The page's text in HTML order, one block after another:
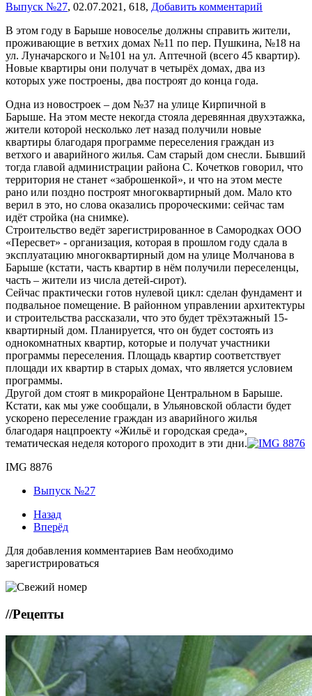
Выпуск №27, 02.07.2021, 618, Добавить комментарий
В этом году в Барыше новоселье должны справить жители,
проживающие в ветхих домах №11 по пер. Пушкина, №18 на
ул. Луначарского и №101 на ул. Аптечной (всего 45 квартир).
Новые квартиры они получат в четырёх домах, два из
которых уже построены, два построят до конца года.
Одна из новостроек – дом №37 на улице Кирпичной в
Барыше. На этом месте некогда стояла деревянная двухэтажка,
жители которой несколько лет назад получили новые
квартиры благодаря программе переселения граждан из
ветхого и аварийного жилья. Сам старый дом снесли. Бывший
тогда главой администрации района С. Кочетков говорил, что
территория не станет «заброшенкой», и что на этом месте
рано или поздно построят многоквартирный дом. Мало кто
верил в это, но слова оказались пророческими: сейчас там
идёт стройка (на снимке).
Строительство ведёт зарегистрированное в Самородках ООО
«Пересвет» - организация, которая в прошлом году сдала в
эксплуатацию многоквартирный дом на улице Молчанова в
Барыше (кстати, часть квартир в нём получили переселенцы,
часть – жители из числа детей-сирот).
Сейчас практически готов нулевой цикл: сделан фундамент и
подвальное помещение. В районном управлении архитектуры
и строительства рассказали, что это будет трёхэтажный 15-
квартирный дом. Планируется, что он будет состоять из
однокомнатных квартир, которые и получат участники
программы переселения. Площадь квартир соответствует
площади их квартир в старых домах, что является условием
программы.
Другой дом стоят в микрорайоне Центральном в Барыше.
Кстати, как мы уже сообщали, в Ульяновской области будет
ускорено переселение граждан из аварийного жилья
благодаря нацпроекту «Жильё и городская среда»,
тематическая неделя которого проходит в эти дни.
IMG 8876
Выпуск №27
Назад
Вперёд
Для добавления комментариев Вам необходимо
зарегистрироваться
//Рецепты